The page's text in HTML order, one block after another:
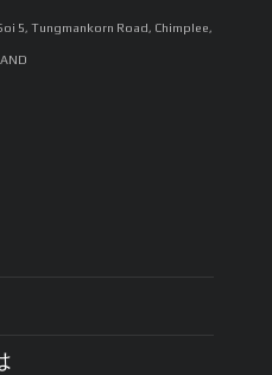
5, Tungmankorn Road, Chimplee,